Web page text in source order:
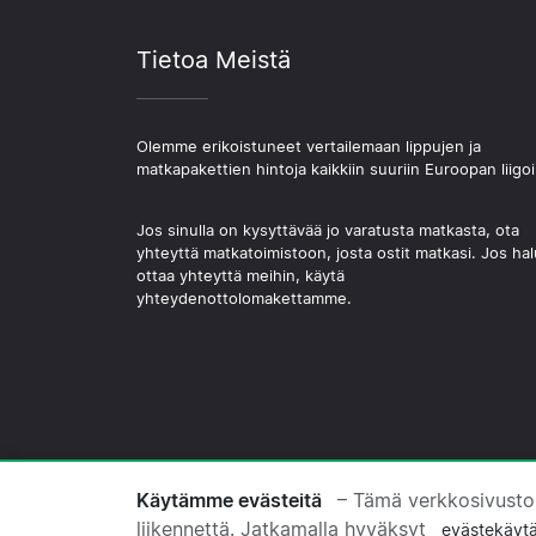
Tietoa Meistä
Olemme erikoistuneet vertailemaan lippujen ja
matkapakettien hintoja kaikkiin suuriin Euroopan
Jos sinulla on kysyttävää jo varatusta matkasta, ota
yhteyttä matkatoimistoon, josta ostit matkasi. Jos
ottaa yhteyttä meihin, käytä
yhteydenottolomakettamme.
© 2026 Copyright
Käytämme evästeitä
– Tämä
liikennettä. Jatkamalla hyväksyt